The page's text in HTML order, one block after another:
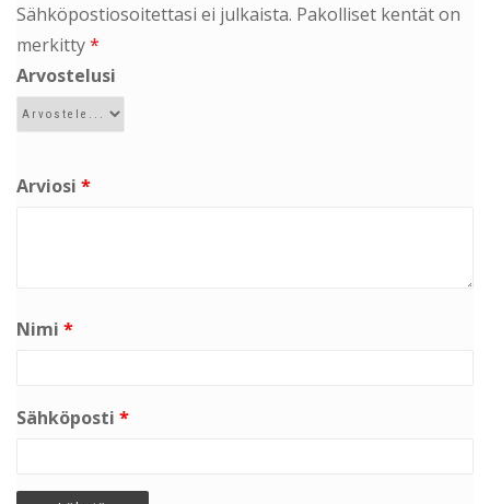
Sähköpostiosoitettasi ei julkaista. Pakolliset kentät on
merkitty*
Arvostelusi
Arviosi *
Nimi *
Sähköposti *